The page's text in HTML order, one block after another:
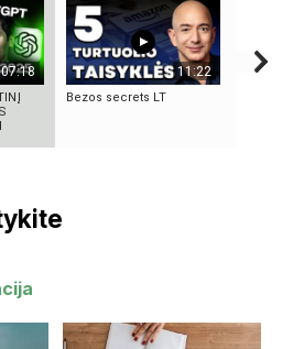
07:18 11:22
Bezos secrets LT